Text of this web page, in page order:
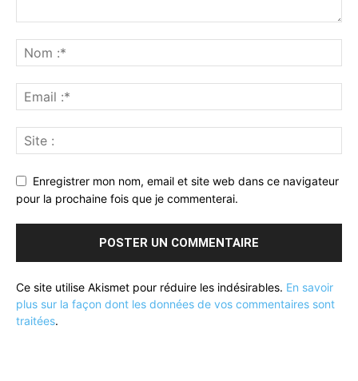
Enregistrer mon nom, email et site web dans ce navigateur
pour la prochaine fois que je commenterai.
Ce site utilise Akismet pour réduire les indésirables. En savoir
plus sur la façon dont les données de vos commentaires sont
traitées.